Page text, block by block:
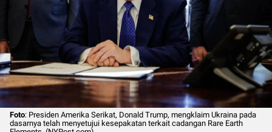
Foto: Presiden Amerika Serikat, Donald Trump, mengklaim Ukraina pada
dasarnya telah menyetujui kesepakatan terkait cadangan Rare Earth